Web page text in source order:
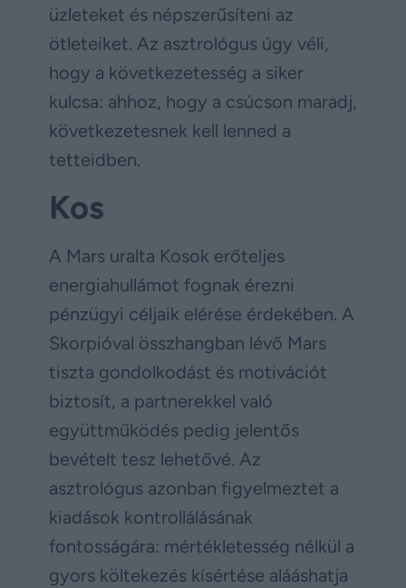
üzleteket és népszerűsíteni az
ötleteiket. Az asztrológus úgy véli,
hogy a következetesség a siker
kulcsa: ahhoz, hogy a csúcson maradj,
következetesnek kell lenned a
tetteidben.
Kos
A Mars uralta Kosok erőteljes
energiahullámot fognak érezni
pénzügyi céljaik elérése érdekében. A
Skorpióval összhangban lévő Mars
tiszta gondolkodást és motivációt
biztosít, a partnerekkel való
együttműködés pedig jelentős
bevételt tesz lehetővé. Az
asztrológus azonban figyelmeztet a
kiadások kontrollálásának
fontosságára: mértékletesség nélkül a
gyors költekezés kísértése alááshatja